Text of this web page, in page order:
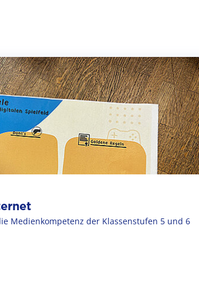
Medienkompetenz der Klassenstufen 5 und 6